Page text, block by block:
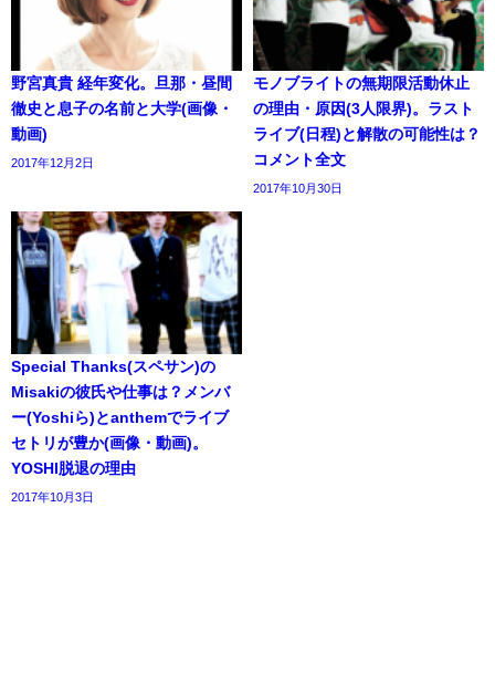
野宮真貴 経年変化。旦那・昼間
徹史と息子の名前と大学(画像・
動画)
2017年12月2日
モノブライトの無期限活動休止
の理由・原因(3人限界)。ラスト
ライブ(日程)と解散の可能性は？
コメント全文
2017年10月30日
Special Thanks(スペサン)の
Misakiの彼氏や仕事は？メンバ
ー(Yoshiら)とanthemでライブ
セトリが豊か(画像・動画)。
YOSHI脱退の理由
2017年10月3日